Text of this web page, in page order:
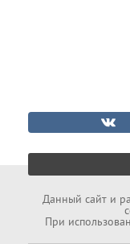
Данный cайт и
При